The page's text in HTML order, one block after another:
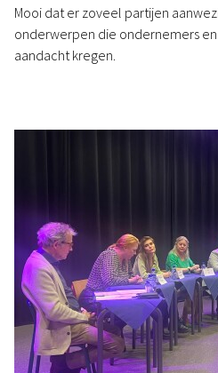
Mooi dat er zoveel partijen
onderwerpen die ondernemers
aandacht kregen.